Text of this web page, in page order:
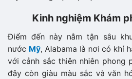
Kinh nghiệm Khám
Điểm đến này nằm tận sâu
nước Mỹ, Alabama là nơi có khí
với cảnh sắc thiên nhiên phong
đây còn giàu màu sắc và văn